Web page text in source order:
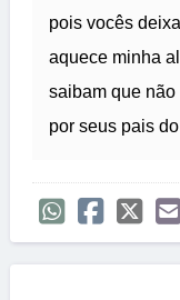
pois vocês
aquece minha
saibam que
por seus pais